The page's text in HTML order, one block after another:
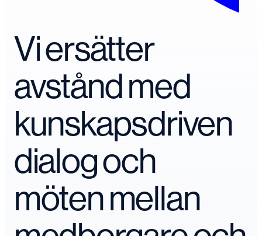
Vi ersätter
avstånd med
kunskapsdriven
dialog och
möten mellan